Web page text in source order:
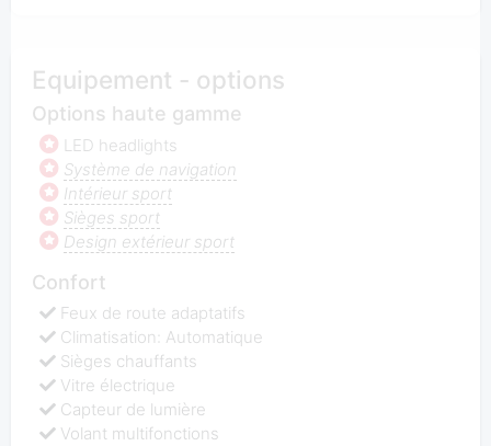
Equipement - options
Options haute gamme
LED headlights
Système de navigation
Intérieur sport
Sièges sport
Design extérieur sport
Confort
Feux de route adaptatifs
Climatisation: Automatique
Sièges chauffants
Vitre électrique
Capteur de lumière
Volant multifonctions